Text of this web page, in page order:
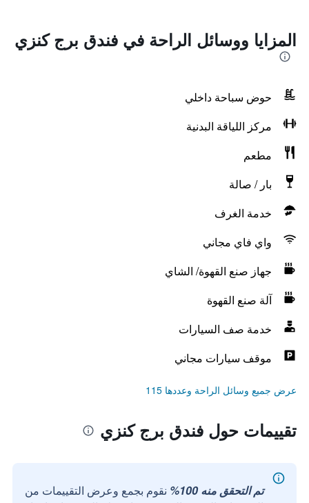
المزايا ووسائل الراحة في فندق برج كنزي
حوض سباحة داخلي
مركز اللياقة البدنية
مطعم
بار / صالة
خدمة الغرف
واي فاي مجاني
جهاز صنع القهوة/ الشاي
آلة صنع القهوة
خدمة صف السيارات
موقف سيارات مجاني
عرض جميع وسائل الراحة وعددها 115
تقييمات حول فندق برج كنزي
تم التحقق منه 100%
نقوم بجمع وعرض التقييمات من